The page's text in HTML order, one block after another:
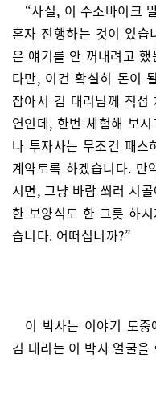
“사실, 이 수소바이크
혼자 진행하는 것이 있습
은 얘기를 안 꺼내려고
다만, 이건 확실히 돈이
잡아서 김 대리님께 직접
연인데, 한번 체험해 보
나 투자사는 무조건 패
계약토록 하겠습니다.
시면, 그냥 바람 쐬러 시
한 보양식도 한 그릇 하
습니다. 어떠십니까?”
이 박사는 이야기 도중
김 대리는 이 박사 얼굴